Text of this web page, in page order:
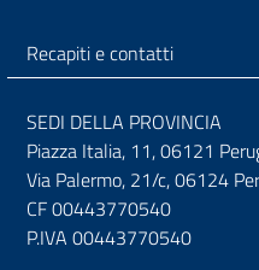
Recapiti e contatti
SEDI DELLA PROVINCIA
Piazza Italia, 11, 06121
Via Palermo, 21/c, 06124
CF 00443770540
P.IVA 00443770540